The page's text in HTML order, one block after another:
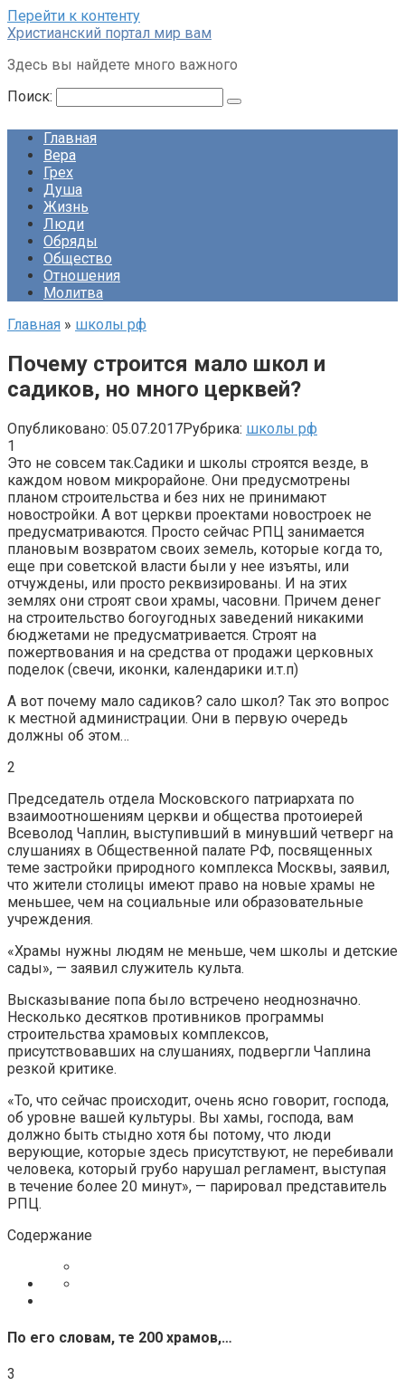
Перейти к контенту
Христианский портал мир вам
Здесь вы найдете много важного
Поиск:
Главная
Вера
Грех
Душа
Жизнь
Люди
Обряды
Общество
Отношения
Молитва
Главная » школы рф
Почему строится мало школ и
садиков, но много церквей?
Опубликовано: 05.07.2017Рубрика: школы рф
1
Это не совсем так.Садики и школы строятся везде, в
каждом новом микрорайоне. Они предусмотрены
планом строительства и без них не принимают
новостройки. А вот церкви проектами новостроек не
предусматриваются. Просто сейчас РПЦ занимается
плановым возвратом своих земель, которые когда то,
еще при советской власти были у нее изъяты, или
отчуждены, или просто реквизированы. И на этих
землях они строят свои храмы, часовни. Причем денег
на строительство богоугодных заведений никакими
бюджетами не предусматривается. Строят на
пожертвования и на средства от продажи церковных
поделок (свечи, иконки, календарики и.т.п)
А вот почему мало садиков? сало школ? Так это вопрос
к местной администрации. Они в первую очередь
должны об этом…
2
Председатель отдела Московского патриархата по
взаимоотношениям церкви и общества протоиерей
Всеволод Чаплин, выступивший в минувший четверг на
слушаниях в Общественной палате РФ, посвященных
теме застройки природного комплекса Москвы, заявил,
что жители столицы имеют право на новые храмы не
меньшее, чем на социальные или образовательные
учреждения.
«Храмы нужны людям не меньше, чем школы и детские
сады», — заявил служитель культа.
Высказывание попа было встречено неоднозначно.
Несколько десятков противников программы
строительства храмовых комплексов,
присутствовавших на слушаниях, подвергли Чаплина
резкой критике.
«То, что сейчас происходит, очень ясно говорит, господа,
об уровне вашей культуры. Вы хамы, господа, вам
должно быть стыдно хотя бы потому, что люди
верующие, которые здесь присутствуют, не перебивали
человека, который грубо нарушал регламент, выступая
в течение более 20 минут», — парировал представитель
РПЦ.
Содержание
По его словам, те 200 храмов,…
3